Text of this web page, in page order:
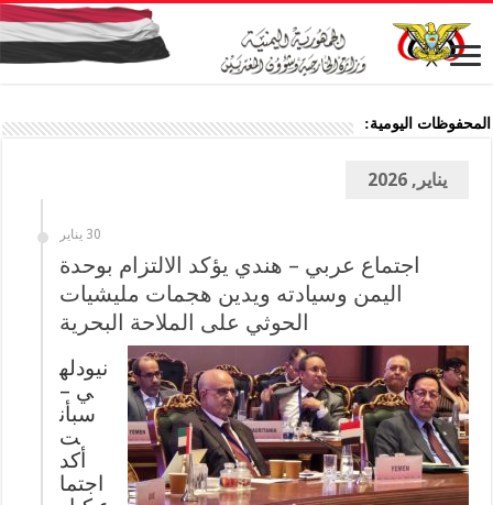
المحفوظات اليومية:
يناير, 2026
30 يناير
اجتماع عربي – هندي يؤكد الالتزام بوحدة
اليمن وسيادته ويدين هجمات مليشيات
الحوثي على الملاحة البحرية
نيودله
ي –
سبأن
ت
أكد
اجتما